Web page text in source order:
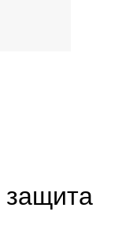
защита